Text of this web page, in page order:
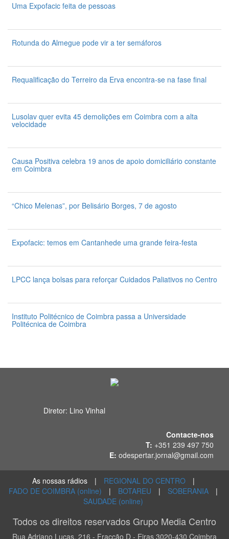
Uma Expofacic feita de pessoas
Rotunda do Almegue pode vir a ter semáforos
Requalificação do Terreiro da Erva encontra-se na fase final
Lusolav quer evita 45 demolições em Coimbra com a alta
velocidade
Causa Positiva celebra 19 anos de apoio domiciliário constante
em Coimbra
“Chico Melenas”, por Belisário Borges, 7 de agosto
Expofacic: temos em Cantanhede uma grande feira-festa
LPCC lança bolsas para reforçar Cuidados Paliativos no Centro
Instituto Politécnico de Coimbra passa a Universidade
Politécnica de Coimbra
Diretor: Lino Vinhal
Contacte-nos
T: +351 239 497 750
E: odespertar.jornal@gmail.com
As nossas rádios | REGIONAL DO CENTRO
|
FADO DE COIMBRA (online)
| BOTAREU | SOBERANIA
|
SAUDADE (online)
Todos os direitos reservados Grupo Media Centro
Rua Adriano Lucas, 216 - Fracção D - Eiras 3020-430 Coimbra